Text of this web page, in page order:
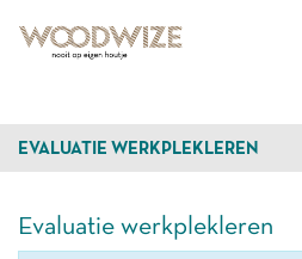
EVALUATIE WERKPLEKLEREN
Evaluatie werkplekleren